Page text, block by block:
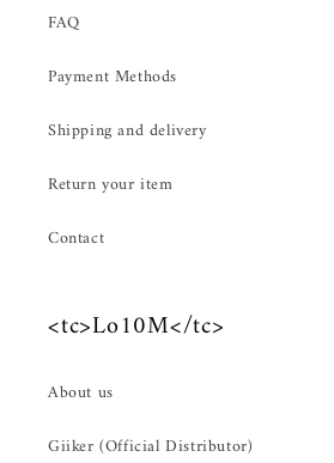
FAQ
Payment Methods
Shipping and delivery
Return your item
Contact
<tc>Lo10M</tc>
About us
Giiker (Official Distributor)